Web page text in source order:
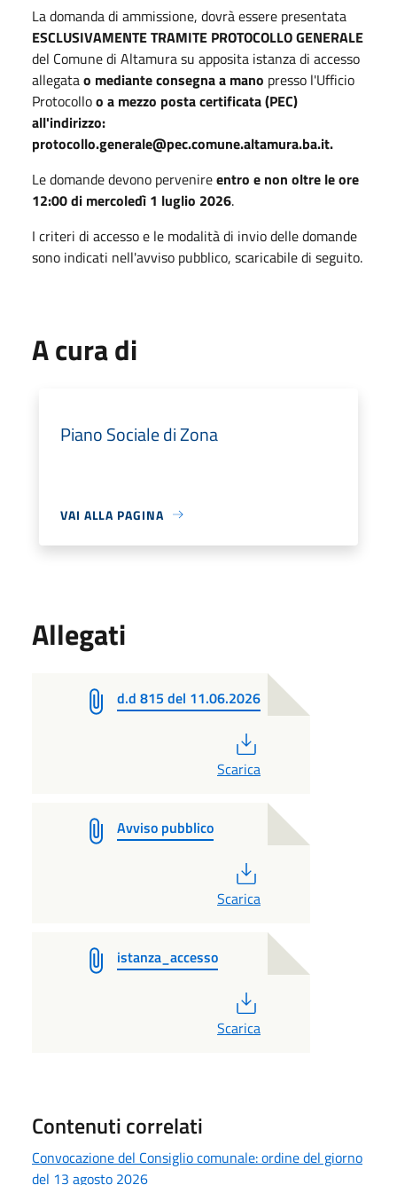
La domanda di ammissione, dovrà essere presentata
ESCLUSIVAMENTE TRAMITE PROTOCOLLO GENERALE
del Comune di Altamura su apposita istanza di accesso
allegatao mediante consegna a mano presso l'Ufficio
Protocolloo a mezzo posta certificata (PEC)
all'indirizzo:
protocollo.generale@pec.comune.altamura.ba.it.
Le domande devono pervenireentro e non oltre le ore
12:00 di mercoledì 1 luglio 2026.
I criteri di accesso e le modalità di invio delle domande
sono indicati nell'avviso pubblico, scaricabile di seguito.
A cura di
Piano Sociale di Zona
VAI ALLA PAGINA
Allegati
d.d 815 del 11.06.2026
Scarica
Avviso pubblico
Scarica
istanza_accesso
Scarica
Contenuti correlati
Convocazione del Consiglio comunale: ordine del giorno
del 13 agosto 2026